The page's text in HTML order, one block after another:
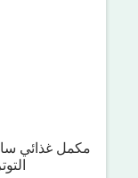
مكمل غذائي